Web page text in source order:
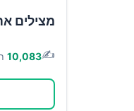
מצילים
✍️
10,083